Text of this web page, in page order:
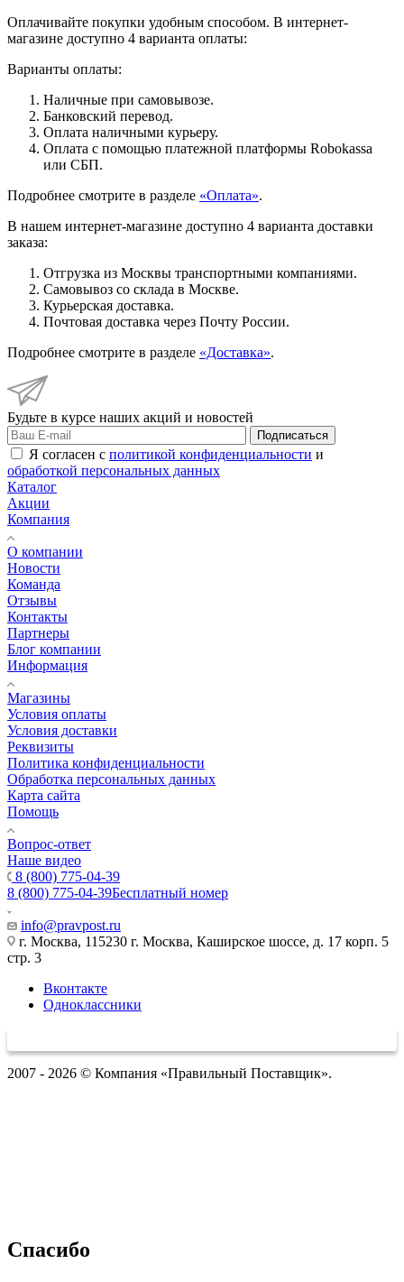
Оплачивайте покупки удобным способом. В интернет-
магазине доступно 4 варианта оплаты:
Варианты оплаты:
Наличные при самовывозе.
Банковский перевод.
Оплата наличными курьеру.
Оплата с помощью платежной платформы Robokassa
или СБП.
Подробнее смотрите в разделе «Оплата».
В нашем интернет-магазине доступно 4 варианта доставки
заказа:
Отгрузка из Москвы транспортными компаниями.
Самовывоз со склада в Москве.
Курьерская доставка.
Почтовая доставка через Почту России.
Подробнее смотрите в разделе «Доставка».
Будьте в курсе наших акций и новостей
Подписаться
Я согласен с политикой конфиденциальности и
обработкой персональных данных
Каталог
Акции
Компания
О компании
Новости
Команда
Отзывы
Контакты
Партнеры
Блог компании
Информация
Магазины
Условия оплаты
Условия доставки
Реквизиты
Политика конфиденциальности
Обработка персональных данных
Карта сайта
Помощь
Вопрос-ответ
Наше видео
8 (800) 775-04-39
8 (800) 775-04-39Бесплатный номер
info@pravpost.ru
г. Москва, 115230 г. Москва, Каширское шоссе, д. 17 корп. 5
стр. 3
Вконтакте
Одноклассники
2007 - 2026 © Компания «Правильный Поставщик».
Спасибо